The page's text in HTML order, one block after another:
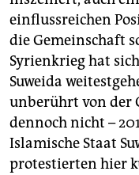
einflussreichen
die Gemeinschaft
Syrienkrieg hat
Suweida
unberührt von der
dennoch nicht –
Islamische Staat
protestierten hier